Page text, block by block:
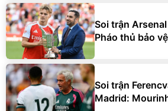
Soi trận
Pháo thủ bảo
Soi trận
Madrid: